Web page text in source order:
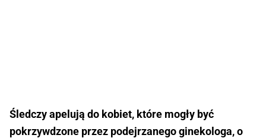
Śledczy apelują do kobiet, które mogły być
pokrzywdzone przez podejrzanego ginekologa, o